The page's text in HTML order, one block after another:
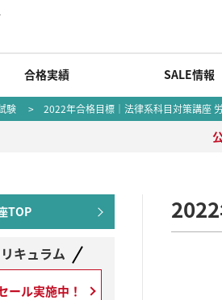
合格実績 SALE情報
験 > 2022年合格目標｜法律系科目対策講座
TOP
キュラム
ール実施中！